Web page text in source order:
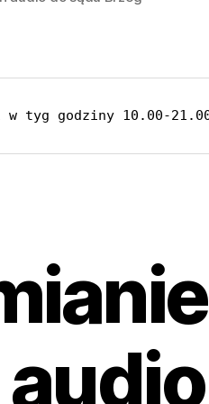
w tyg godziny 10.00-